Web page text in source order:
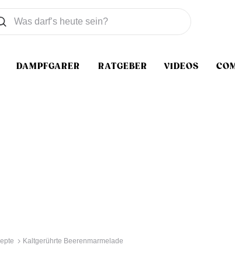
DAMPFGARER RATGEBER VIDEOS
wollen Sie suchen
Kaltgerührte Beerenmarmelade